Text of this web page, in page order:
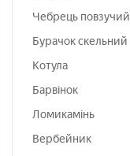
Чебрець повзучий
Бурачок скельний
Котула
Барвінок
Ломикамінь
Вербейник